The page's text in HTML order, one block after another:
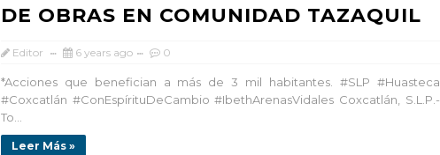
DE OBRAS EN COMUNIDAD TAZAQUIL
Editor 6 years ago 0
*Acciones que benefician a más de 3 mil habitantes. #SLP #Huasteca
#Coxcatlán #ConEspírituDeCambio #IbethArenasVidales Coxcatlán, S.L.P.-
To...
Leer Más »